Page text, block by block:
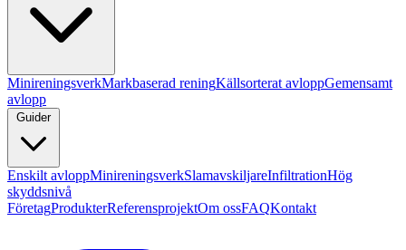
MinireningsverkMarkbaserad reningKällsorterat avloppGemensamt
avlopp
Guider
Enskilt avloppMinireningsverkSlamavskiljareInfiltrationHög
skyddsnivå
FöretagProdukterReferensprojektOm ossFAQKontakt